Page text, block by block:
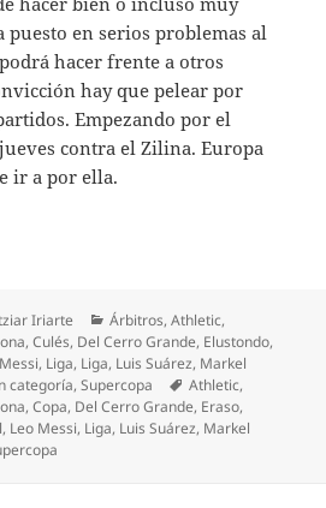
en serios problemas al
hacer frente a otros
hay que pelear por
Empezando por el
contra el Zilina. Europa
ir a por ella.
Iriarte Categorías
Árbitros,Athletic,
,Culés, Del Cerro Grande, Elustondo,
, Liga, Liga, Luis Suárez, Markel
categoría,Supercopa Etiquetas
Athletic,
,Copa, Del Cerro Grande, Eraso,
, Leo Messi, Liga, Luis Suárez, Markel